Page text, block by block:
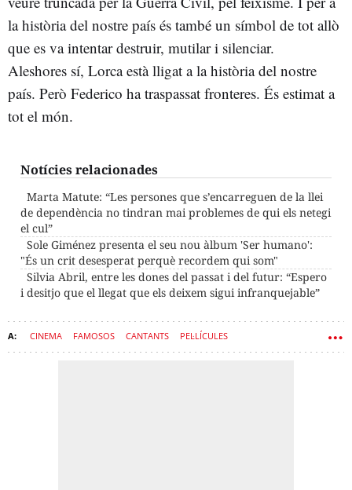
la història del nostre país és també un símbol de tot allò
que es va intentar destruir, mutilar i silenciar.
Aleshores sí, Lorca està lligat a la història del nostre
país. Però Federico ha traspassat fronteres. És estimat a
tot el món.
Notícies relacionades
Marta Matute: “Les persones que s’encarreguen de la llei
de dependència no tindran mai problemes de qui els netegi
el cul”
Sole Giménez presenta el seu nou àlbum 'Ser humano':
"És un crit desesperat perquè recordem qui som"
Silvia Abril, entre les dones del passat i del futur: “Espero
i desitjo que el llegat que els deixem sigui infranquejable”
CINEMA FAMOSOS CANTANTS PEL·LÍCULES